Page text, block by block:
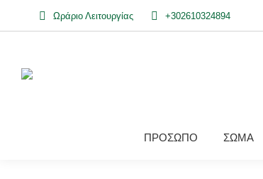
Ωράριο Λειτουργίας +302610324894
ΠΡΟΣΩΠΟ ΣΩΜΑ